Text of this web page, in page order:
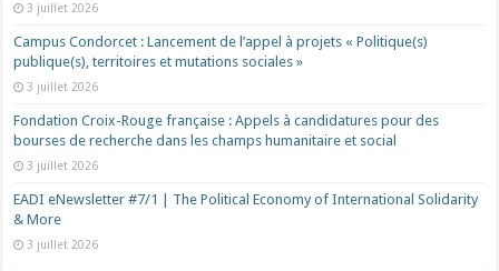
3 juillet 2026
Campus Condorcet : Lancement de l’appel à projets « Politique(s)
publique(s), territoires et mutations sociales »
3 juillet 2026
Fondation Croix-Rouge française : Appels à candidatures pour des
bourses de recherche dans les champs humanitaire et social
3 juillet 2026
EADI eNewsletter #7/1 | The Political Economy of International Solidarity
& More
3 juillet 2026